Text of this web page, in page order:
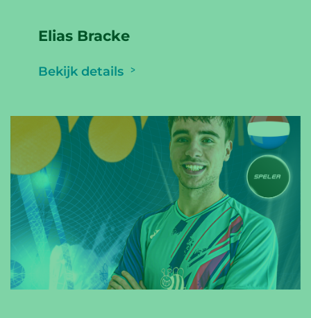
Elias Bracke
Bekijk details